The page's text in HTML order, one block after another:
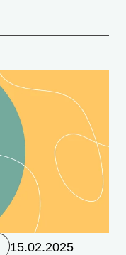
15.02.2025